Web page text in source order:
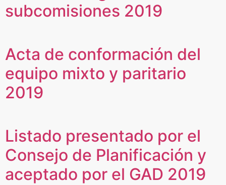
subcomisiones 2019
Acta de conformación del
equipo mixto y paritario
2019
Listado presentado por el
Consejo de Planificación y
aceptado por el GAD 2019